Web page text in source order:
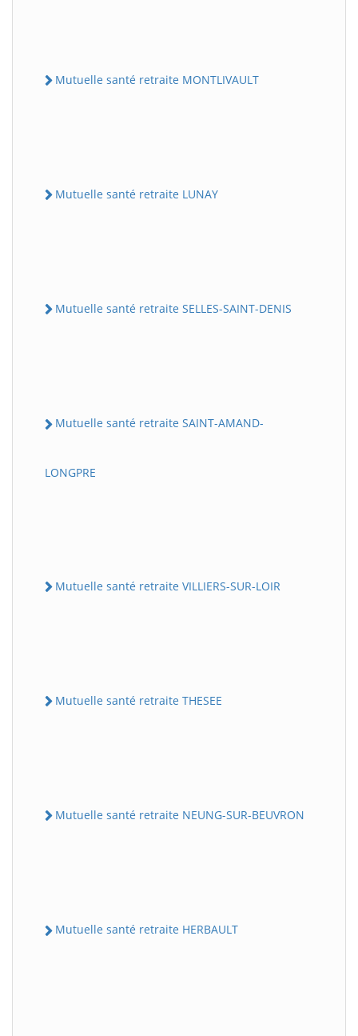
Mutuelle santé retraite MONTLIVAULT
Mutuelle santé retraite LUNAY
Mutuelle santé retraite SELLES-SAINT-DENIS
Mutuelle santé retraite SAINT-AMAND-
LONGPRE
Mutuelle santé retraite VILLIERS-SUR-LOIR
Mutuelle santé retraite THESEE
Mutuelle santé retraite NEUNG-SUR-BEUVRON
Mutuelle santé retraite HERBAULT